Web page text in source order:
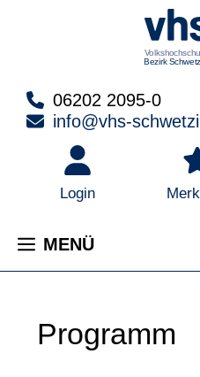
06202 2095-0
info@vhs-
Login
MENÜ
Programm